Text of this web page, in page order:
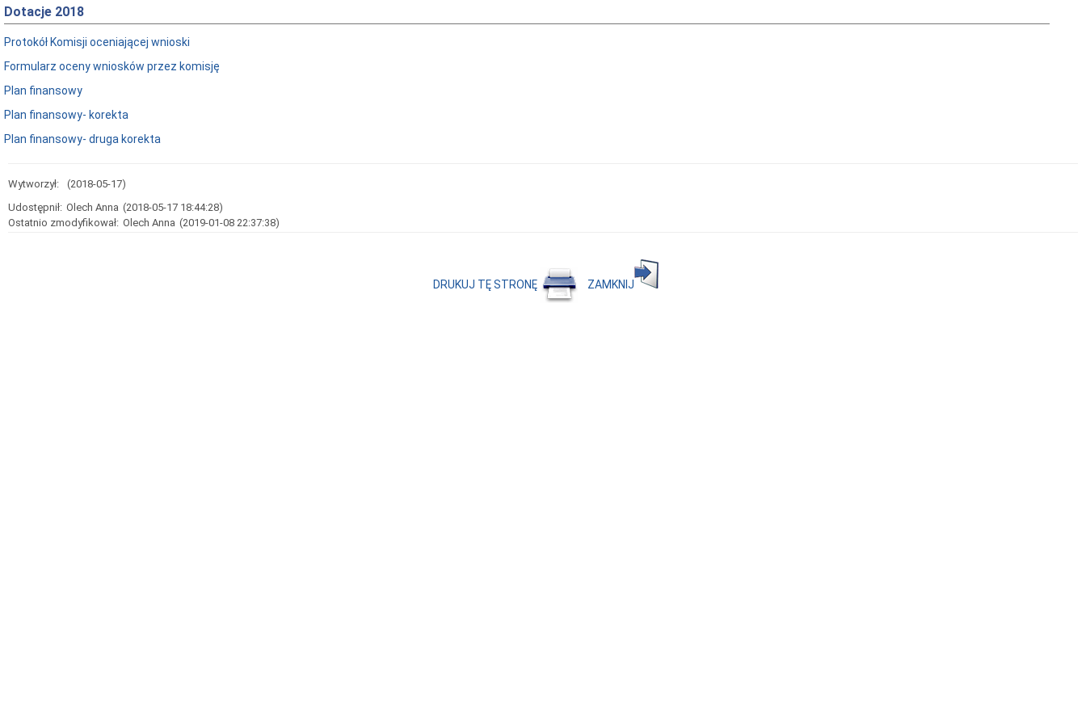
Dotacje 2018
Protokół Komisji oceniającej wnioski
Formularz oceny wniosków przez komisję
Plan finansowy
Plan finansowy- korekta
Plan finansowy- druga korekta
Wytworzył:
(2018-05-17)
Udostępnił: Olech Anna (2018-05-17 18:44:28)
Ostatnio zmodyfikował: Olech Anna (2019-01-08 22:37:38)
DRUKUJ TĘ STRONĘ ZAMKNIJ